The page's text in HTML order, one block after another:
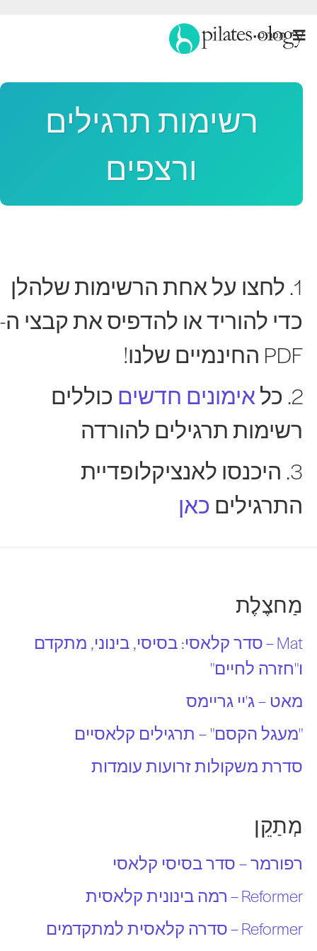
תַפרִיט
רשימות תרגילים
ורצפים
1. לחצו על אחת הרשימות שלהלן
כדי להוריד או להדפיס את קבצי ה-
PDF החינמיים שלנו!
2. כל
אימונים חדשיםכוללים
רשימות תרגילים להורדה
3. היכנסו לאנציקלופדיית
התרגילים כאן
מַחצֶלֶת
Mat – סדר קלאסי: בסיסי, בינוני, מתקדם
ו"חזרה לחיים"
מאט – ג'יי גריימס
"מעגל הקסם" – תרגילים קלאסיים
סדרת משקולות זרועות עומדות
מְתַקֵן
רפורמר – סדר בסיסי קלאסי
Reformer – רמה בינונית קלאסית
Reformer – סדרה קלאסית למתקדמים